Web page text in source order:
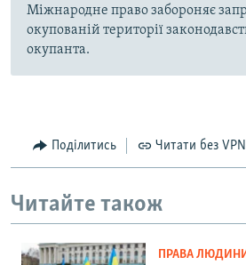
Міжнародне право забороняє
окупованій території
окупанта.
Поділитись Читати без VPN
Читайте також
ПРАВА